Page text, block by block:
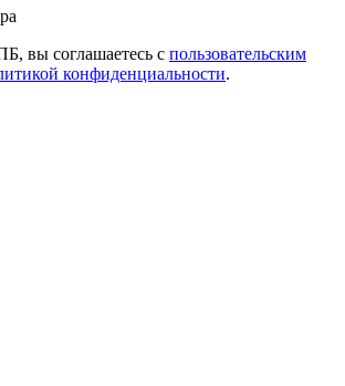
вы соглашаетесь с пользовательским
конфиденциальности.